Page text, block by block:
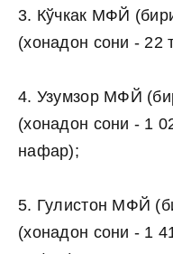
3. Кўчкак МФЙ
(хонадон сони - 22
4. Узумзор МФЙ
(хонадон сони - 1
нафар);
5. Гулистон МФЙ
(хонадон сони - 1